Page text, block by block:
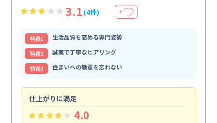
3.1 (4件) ＋
特⻑1
生活品質を高める専門姿勢
特⻑2
誠実で丁寧なヒアリング
特⻑3
住まいへの敬意を忘れない
仕上がりに満足
4.0